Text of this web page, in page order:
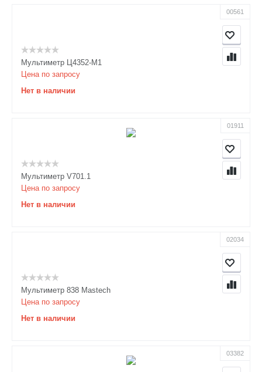
00561
Мультиметр Ц4352-М1
Цена по запросу
Нет в наличии
01911
Мультиметр V701.1
Цена по запросу
Нет в наличии
02034
Мультиметр 838 Mastech
Цена по запросу
Нет в наличии
03382